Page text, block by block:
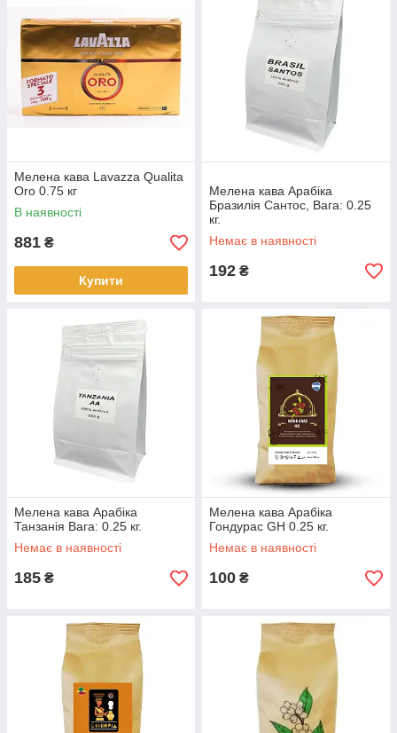
Мелена кава Lavazza Qualita
Oro 0.75 кг
В наявності
881 ₴
Купити
Мелена кава Арабіка
Бразилія Сантос, Вага: 0.25
кг.
Немає в наявності
192 ₴
Мелена кава Арабіка
Танзанія Вага: 0.25 кг.
Немає в наявності
185 ₴
Мелена кава Арабіка
Гондурас GH 0.25 кг.
Немає в наявності
100 ₴